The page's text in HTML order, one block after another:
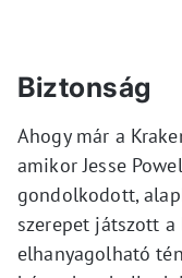
Biztonság
Ahogy már a
amikor Jesse
gondolkodott,
szerepet játszott a
elhanyagolható